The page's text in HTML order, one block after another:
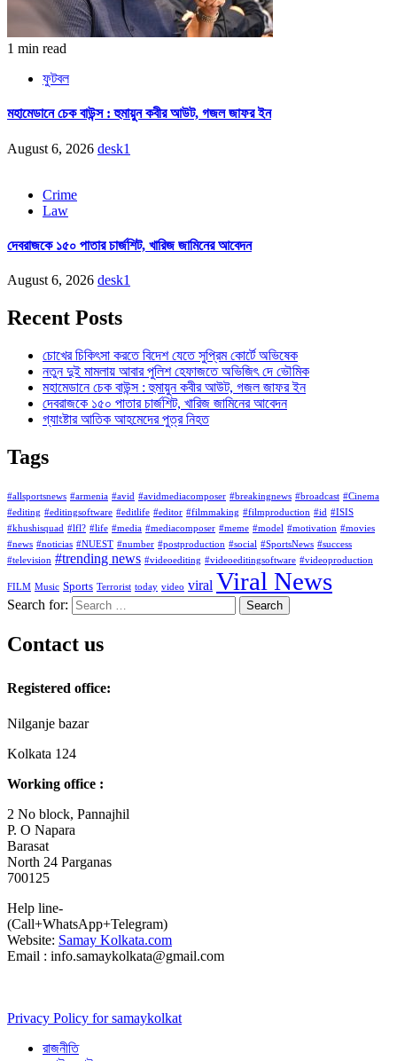
1 min read
ফুটবল
মহামেডানে চেক বাউন্স : হুমায়ুন কবীর আউট, গজল জাফর ইন
August 6, 2026 desk1
Crime
Law
দেবরাজকে ১৫০ পাতার চার্জশিট, খারিজ জামিনের আবেদন
August 6, 2026 desk1
Recent Posts
চোখের চিকিৎসা করতে বিদেশ যেতে সুপ্রিম কোর্টে অভিষেক
নতুন দুই মামলায় আবার পুলিশ হেফাজতে অভিজিৎ দে ভৌমিক
মহামেডানে চেক বাউন্স : হুমায়ুন কবীর আউট, গজল জাফর ইন
দেবরাজকে ১৫০ পাতার চার্জশিট, খারিজ জামিনের আবেদন
গ্যাংষ্টার আতিক আহমেদের পুত্র নিহত
Tags
#allsportsnews #armenia #avid #avidmediacomposer #breakingnews #broadcast #Cinema
#editing #editingsoftware #editlife #editor #filmmaking #filmproduction #id #ISIS
#khushisquad #lfl? #life #media #mediacomposer #meme #model #motivation #movies
#news #noticias #NUEST #number #postproduction #social #SportsNews #success
#television #trending news #videoediting #videoeditingsoftware #videoproduction
FILM Music Sports Terrorist today video viral Viral News
Search for:
Contact us
Registered office:
Nilganje bazar
Kolkata 124
Working office :
2 No block, Pannajhil
P. O Napara
Barasat
North 24 Parganas
700125
Help line-
(Call+WhatsApp+Telegram)
Website: Samay Kolkata.com
Email : info.samaykolkata@gmail.com
Privacy Policy for samaykolkat
রাজনীতি